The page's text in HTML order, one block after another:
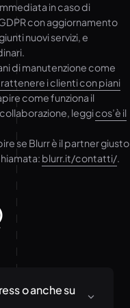
in caso di
con aggiornamento
nuovi servizi, e
di manutenzione come
i clienti con piani
come funziona il
leggicos’è il
se Blurr è il partner giusto
blurr.it/contatti/.
o anche su